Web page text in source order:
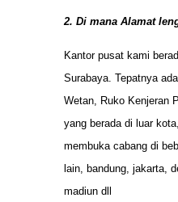
2. Di mana Alamat
Kantor pusat kami
Surabaya. Tepatnya
Wetan, Ruko Kenjeran
yang berada di luar
membuka cabang di
lain, bandung, jakarta,
madiun dll